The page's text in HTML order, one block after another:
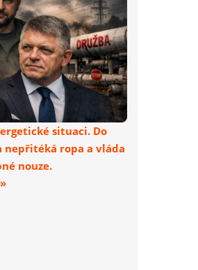
situaci. Do
nepřitéká ropa a vláda
nouze.